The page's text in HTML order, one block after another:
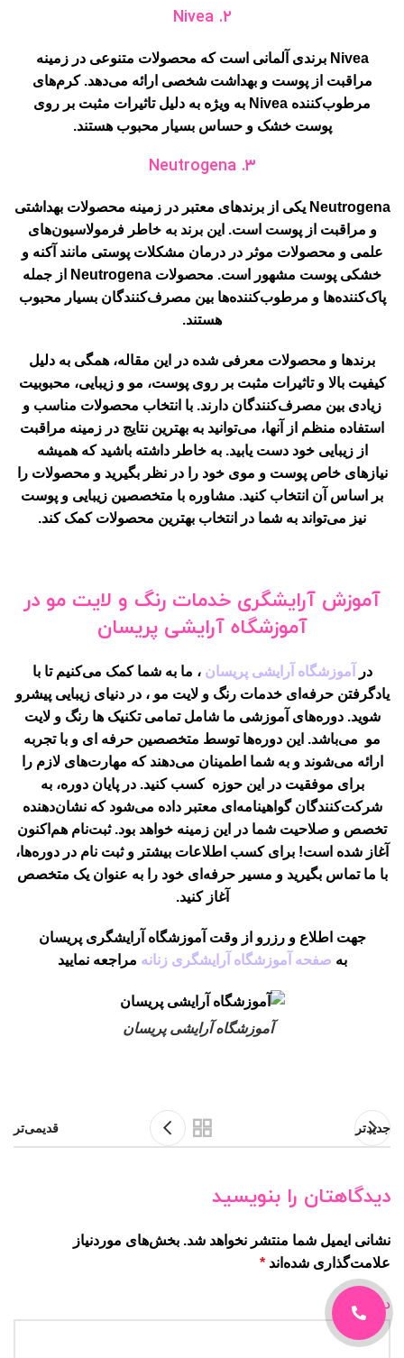
۲. Nivea
Nivea برندی آلمانی است که محصولات متنوعی در زمینه
مراقبت از پوست و بهداشت شخصی ارائه می‌دهد. کرم‌های
مرطوب‌کننده Nivea به ویژه به دلیل تاثیرات مثبت بر روی
پوست خشک و حساس بسیار محبوب هستند.
۳. Neutrogena
Neutrogena یکی از برندهای معتبر در زمینه محصولات بهداشتی
و مراقبت از پوست است. این برند به خاطر فرمولاسیون‌های
علمی و محصولات موثر در درمان مشکلات پوستی مانند آکنه و
خشکی پوست مشهور است. محصولات Neutrogena از جمله
پاک‌کننده‌ها و مرطوب‌کننده‌ها بین مصرف‌کنندگان بسیار محبوب
هستند.
برندها و محصولات معرفی شده در این مقاله، همگی به دلیل
کیفیت بالا و تاثیرات مثبت بر روی پوست، مو و زیبایی، محبوبیت
زیادی بین مصرف‌کنندگان دارند. با انتخاب محصولات مناسب و
استفاده منظم از آنها، می‌توانید به بهترین نتایج در زمینه مراقبت
از زیبایی خود دست یابید. به خاطر داشته باشید که همیشه
نیازهای خاص پوست و موی خود را در نظر بگیرید و محصولات را
بر اساس آن انتخاب کنید. مشاوره با متخصصین زیبایی و پوست
نیز می‌تواند به شما در انتخاب بهترین محصولات کمک کند.
آموزش آرایشگری خدمات رنگ و لایت مو در
آموزشگاه آرایشی پریسان
در آموزشگاه آرایشی پریسان ، ما به شما کمک می‌کنیم تا با
یادگرفتن حرفه‌ایخدمات رنگ و لایت مو ، در دنیای زیبایی پیشرو
شوید. دوره‌های آموزشی ما شامل تمامی تکنیک‌ ها رنگ و لایت
مو می‌باشد. این دوره‌ها توسط متخصصین حرفه ای و با تجربه
ارائه می‌شوند و به شما اطمینان می‌دهند که مهارت‌های لازم را
برای موفقیت در این حوزه کسب کنید. در پایان دوره، به
شرکت‌کنندگان گواهینامه‌ای معتبر داده می‌شود که نشان‌دهنده
تخصص و صلاحیت شما در این زمینه خواهد بود. ثبت‌نام هم‌اکنون
آغاز شده است! برای کسب اطلاعات بیشتر و ثبت نام در دوره‌ها،
با ما تماس بگیرید و مسیر حرفه‌ای خود را به عنوان یک متخصص
آغاز کنید.
جهت اطلاع و رزرو از وقت آموزشگاه آرایشگری پریسان
به صفحه آموزشگاه آرایشگری زنانه مراجعه نمایید
آموزشگاه آرایشی پریسان
جدیدتر قدیمی‌تر
دیدگاهتان را بنویسید
نشانی ایمیل شما منتشر نخواهد شد. بخش‌های موردنیاز
علامت‌گذاری شده‌اند *
دیدگاه